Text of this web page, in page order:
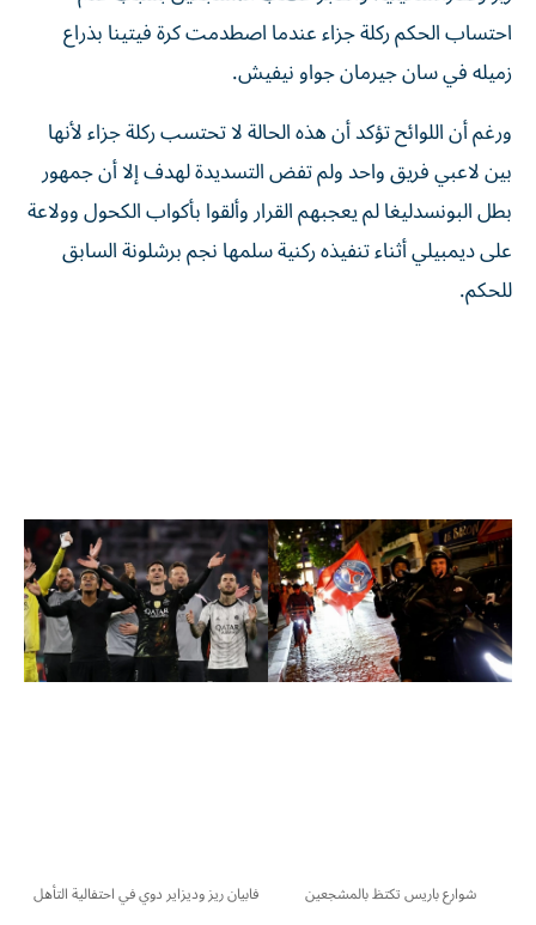
احتساب الحكم ركلة جزاء عندما اصطدمت كرة فيتينا بذراع
زميله في سان جيرمان جواو نيفيش.
ورغم أن اللوائح تؤكد أن هذه الحالة لا تحتسب ركلة جزاء لأنها
بين لاعبي فريق واحد ولم تفض التسديدة لهدف إلا أن جمهور
بطل البونسدليغا لم يعجبهم القرار وألقوا بأكواب الكحول وولاعة
على ديمبيلي أثناء تنفيذه ركنية سلمها نجم برشلونة السابق
للحكم.
شوارع باريس تكتظ بالمشجعين فابيان ريز وديزاير دوي في احتفالية التأهل